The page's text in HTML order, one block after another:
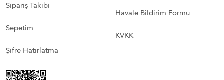
Sipariş Takibi
Sepetim
Şifre Hatırlatma
Havale Bildirim Formu
KVKK